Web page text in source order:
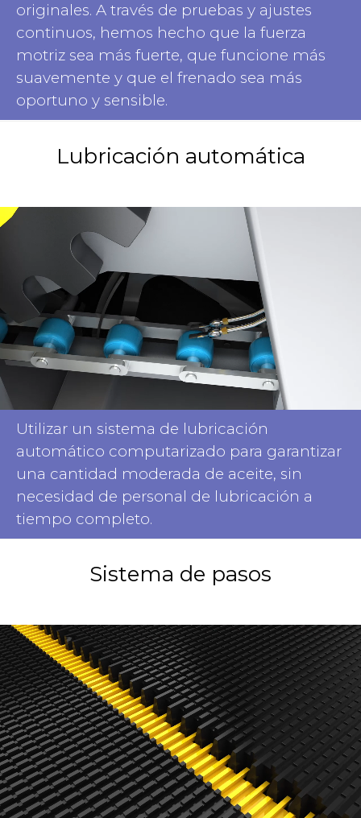
originales. A través de pruebas y ajustes
continuos, hemos hecho que la fuerza
motriz sea más fuerte, que funcione más
suavemente y que el frenado sea más
oportuno y sensible.
Lubricación automática
Utilizar un sistema de lubricación
automático computarizado para garantizar
una cantidad moderada de aceite, sin
necesidad de personal de lubricación a
tiempo completo.
Sistema de pasos